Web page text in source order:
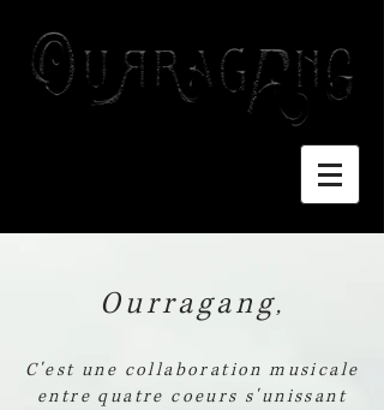
Ourragang,
C'est une collaboration musicale
entre quatre coeurs s'unissant